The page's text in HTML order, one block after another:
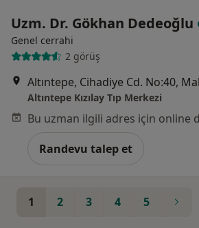
Uzm. Dr. Gökhan Dedeoğlu
Genel cerrahi
2 görüş
Altıntepe, Cihadiye Cd. No:40,
Altıntepe Kızılay Tıp Merkezi
Randevu talep et
1 2 3 4 5